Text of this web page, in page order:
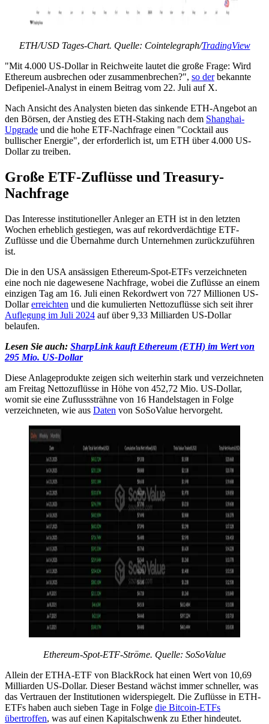
ETH/USD Tages-Chart. Quelle: Cointelegraph/TradingView
"Mit 4.000 US-Dollar in Reichweite lautet die große Frage: Wird
Ethereum ausbrechen oder zusammenbrechen?", so derbekannte
Defipeniel-Analyst in einem Beitrag vom 22. Juli auf X.
Nach Ansicht des Analysten bieten das sinkende ETH-Angebot an
den Börsen, der Anstieg des ETH-Staking nach dem Shanghai-
Upgrade und die hohe ETF-Nachfrage einen "Cocktail aus
bullischer Energie", der erforderlich ist, um ETH über 4.000 US-
Dollar zu treiben.
Große ETF-Zuflüsse und Treasury-
Nachfrage
Das Interesse institutioneller Anleger an ETH ist in den letzten
Wochen erheblich gestiegen, was auf rekordverdächtige ETF-
Zuflüsse und die Übernahme durch Unternehmen zurückzuführen
ist.
Die in den USA ansässigen Ethereum-Spot-ETFs verzeichneten
eine noch nie dagewesene Nachfrage, wobei die Zuflüsse an einem
einzigen Tag am 16. Juli einen Rekordwert von 727 Millionen US-
Dollarerreichten und die kumulierten Nettozuflüsse sich seit ihrer
Auflegung im Juli 2024 auf über 9,33 Milliarden US-Dollar
belaufen.
Lesen Sie auch: SharpLink kauft Ethereum (ETH) im Wert von
295 Mio. US-Dollar
Diese Anlageprodukte zeigen sich weiterhin stark und verzeichneten
am Freitag Nettozuflüsse in Höhe von 452,72 Mio. US-Dollar,
womit sie eine Zuflusssträhne von 16 Handelstagen in Folge
verzeichneten, wie aus Daten von SoSoValue hervorgeht.
Ethereum-Spot-ETF-Ströme. Quelle: SoSoValue
Allein der ETHA-ETF von BlackRock hat einen Wert von 10,69
Milliarden US-Dollar. Dieser Bestand wächst immer schneller, was
das Vertrauen der Institutionen widerspiegelt. Die Zuflüsse in ETH-
ETFs haben auch sieben Tage in Folge die Bitcoin-ETFs
übertroffen, was auf einen Kapitalschwenk zu Ether hindeutet.